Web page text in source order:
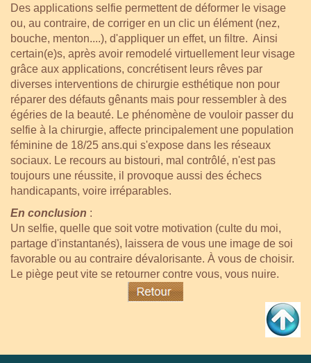
Des applications selfie permettent de déformer le visage
ou, au contraire, de corriger en un clic un élément (nez,
bouche, menton....), d'appliquer un effet, un filtre. Ainsi
certain(e)s, après avoir remodelé virtuellement leur visage
grâce aux applications, concrétisent leurs rêves par
diverses interventions de chirurgie esthétique non pour
réparer des défauts gênants mais pour ressembler à des
égéries de la beauté. Le phénomène de vouloir passer du
selfie à la chirurgie, affecte principalement une population
féminine de 18/25 ans.qui s'expose dans les réseaux
sociaux. Le recours au bistouri, mal contrôlé, n'est pas
toujours une réussite, il provoque aussi des échecs
handicapants, voire irréparables.
En conclusion :
Un selfie, quelle que soit votre motivation (culte du moi,
partage d'instantanés), laissera de vous une image de soi
favorable ou au contraire dévalorisante. À vous de choisir.
Le piège peut vite se retourner contre vous, vous nuire.